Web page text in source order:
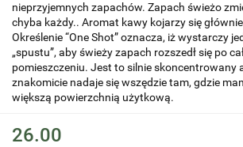
nieprzyjemnych zapachów. Zapach świeżo
chyba każdy.. Aromat kawy kojarzy się
Określenie “One Shot” oznacza, iż wystarczy
„spustu”, aby świeży zapach rozszedł się po
pomieszczeniu. Jest to silnie skoncentrowany
znakomicie nadaje się wszędzie tam, gdzie
większą powierzchnią użytkową.
26.00